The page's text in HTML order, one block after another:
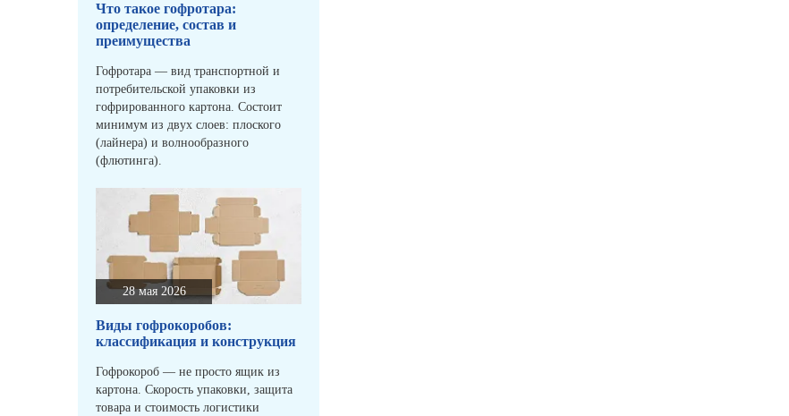
Что такое гофротара:
определение, состав и
преимущества
Гофротара — вид транспортной и
потребительской упаковки из
гофрированного картона. Состоит
минимум из двух слоев: плоского
(лайнера) и волнообразного
(флютинга).
28 мая 2026
Виды гофрокоробов:
классификация и конструкция
Гофрокороб — не просто ящик из
картона. Скорость упаковки, защита
товара и стоимость логистики